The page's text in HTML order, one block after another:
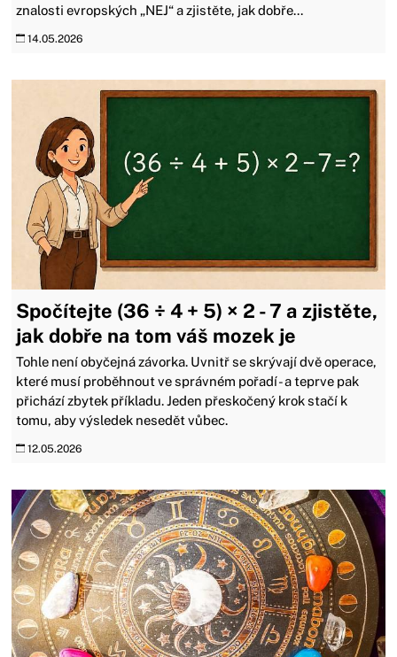
znalosti evropských „NEJ“ a zjistěte, jak dobře...
14.05.2026
Spočítejte (36 ÷ 4 + 5) × 2 - 7 a zjistěte,
jak dobře na tom váš mozek je
Tohle není obyčejná závorka. Uvnitř se skrývají dvě operace,
které musí proběhnout ve správném pořadí - a teprve pak
přichází zbytek příkladu. Jeden přeskočený krok stačí k
tomu, aby výsledek nesedět vůbec.
12.05.2026